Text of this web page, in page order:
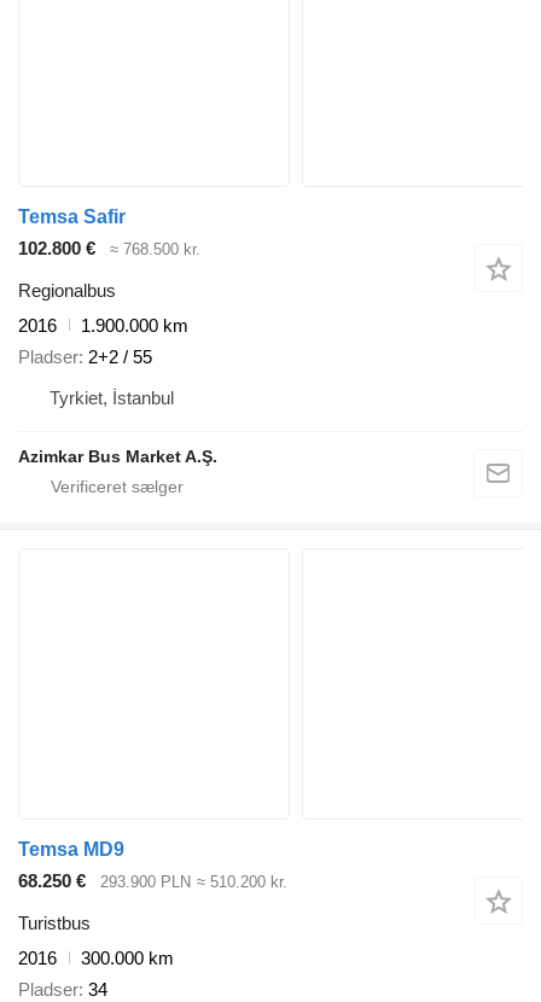
Temsa Safir
102.800 €
≈ 768.500 kr.
Regionalbus
2016
1.900.000 km
Pladser 2+2 / 55
Tyrkiet, İstanbul
Azimkar Bus Market A.Ş.
Temsa MD9
68.250 €
293.900 PLN ≈ 510.200 kr.
Turistbus
2016
300.000 km
Pladser 34